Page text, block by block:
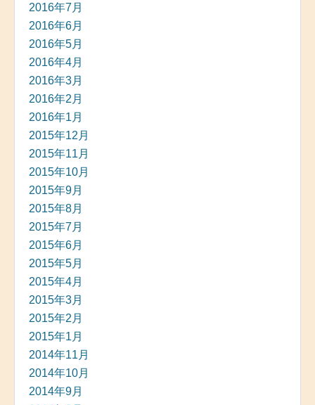
2016年7月
2016年6月
2016年5月
2016年4月
2016年3月
2016年2月
2016年1月
2015年12月
2015年11月
2015年10月
2015年9月
2015年8月
2015年7月
2015年6月
2015年5月
2015年4月
2015年3月
2015年2月
2015年1月
2014年11月
2014年10月
2014年9月